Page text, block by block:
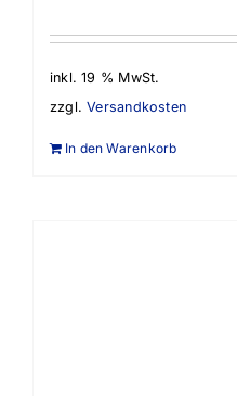
inkl. 19 % MwSt.
zzgl.Versandkosten
In den Warenkorb